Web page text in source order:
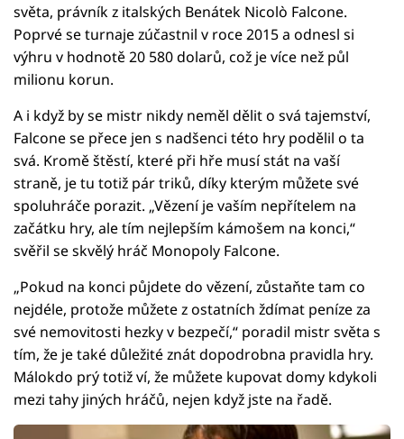
světa, právník z italských Benátek Nicolò Falcone.
Poprvé se turnaje zúčastnil v roce 2015 a odnesl si
výhru v hodnotě 20 580 dolarů, což je více než půl
milionu korun.
A i když by se mistr nikdy neměl dělit o svá tajemství,
Falcone se přece jen s nadšenci této hry podělil o ta
svá. Kromě štěstí, které při hře musí stát na vaší
straně, je tu totiž pár triků, díky kterým můžete své
spoluhráče porazit. „Vězení je vaším nepřítelem na
začátku hry, ale tím nejlepším kámošem na konci,“
svěřil se skvělý hráč Monopoly Falcone.
„Pokud na konci půjdete do vězení, zůstaňte tam co
nejdéle, protože můžete z ostatních ždímat peníze za
své nemovitosti hezky v bezpečí,“ poradil mistr světa s
tím, že je také důležité znát dopodrobna pravidla hry.
Málokdo prý totiž ví, že můžete kupovat domy kdykoli
mezi tahy jiných hráčů, nejen když jste na řadě.